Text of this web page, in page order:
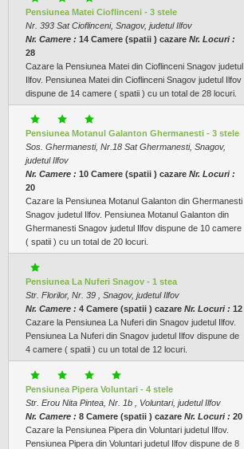
Pensiunea Matei Cioflinceni - 3 stele
Nr. 393 Sat Cioflinceni, Snagov, judetul Ilfov
Nr. Camere : 14 Camere (spatii ) cazare Nr. Locuri :
28
Cazare la Pensiunea Matei din Cioflinceni Snagov judetul
Ilfov. Pensiunea Matei din Cioflinceni Snagov judetul Ilfov
dispune de 14 camere ( spatii ) cu un total de 28 locuri.
Pensiunea Motanul Galanton Ghermanesti - 3 stele
Sos. Ghermanesti, Nr.18 Sat Ghermanesti, Snagov,
judetul Ilfov
Nr. Camere : 10 Camere (spatii ) cazare Nr. Locuri :
20
Cazare la Pensiunea Motanul Galanton din Ghermanesti
Snagov judetul Ilfov. Pensiunea Motanul Galanton din
Ghermanesti Snagov judetul Ilfov dispune de 10 camere
( spatii ) cu un total de 20 locuri.
Pensiunea La Nuferi Snagov - 1 stea
Str. Florilor, Nr. 39 , Snagov, judetul Ilfov
Nr. Camere : 4 Camere (spatii ) cazare Nr. Locuri : 12
Cazare la Pensiunea La Nuferi din Snagov judetul Ilfov.
Pensiunea La Nuferi din Snagov judetul Ilfov dispune de
4 camere ( spatii ) cu un total de 12 locuri.
Pensiunea Pipera Voluntari - 4 stele
Str. Erou Nita Pintea, Nr. 1b , Voluntari, judetul Ilfov
Nr. Camere : 8 Camere (spatii ) cazare Nr. Locuri : 20
Cazare la Pensiunea Pipera din Voluntari judetul Ilfov.
Pensiunea Pipera din Voluntari judetul Ilfov dispune de 8